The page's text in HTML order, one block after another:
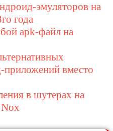
эмуляторов на
года
apk-файл на
вместо
в шутерах на